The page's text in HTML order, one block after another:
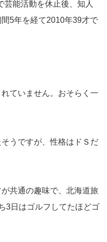
能活動を休止後、知人
5年を経て2010年39才で
ていません。おそらく一
うですが、性格はドＳだ
共通の趣味で、北海道旅
3日はゴルフしてたほどゴ